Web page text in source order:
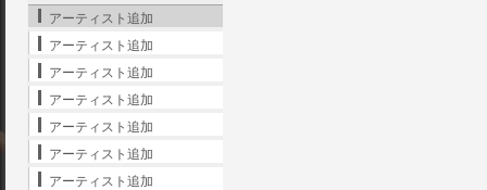
アーティスト追加
アーティスト追加
アーティスト追加
アーティスト追加
アーティスト追加
アーティスト追加
アーティスト追加